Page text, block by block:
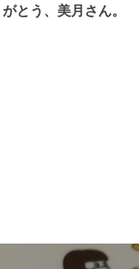
とう、美月さん。